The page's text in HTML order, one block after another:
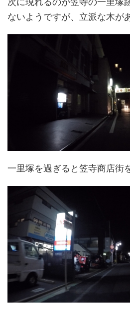
ないようですが、立派な木が
一里塚を過ぎると笠寺商店街